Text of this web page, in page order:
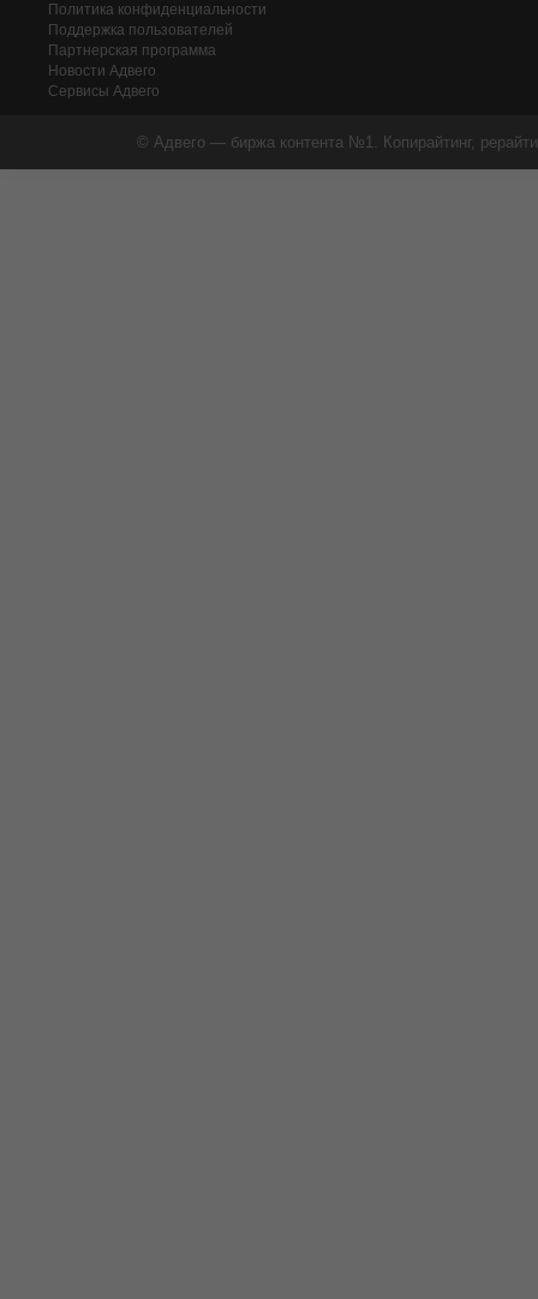
Политика конфиденциальности
Поддержка пользователей
Партнерская программа
Новости Адвего
Сервисы Адвего
© Адвего — биржа контента №1. Копирайтинг,